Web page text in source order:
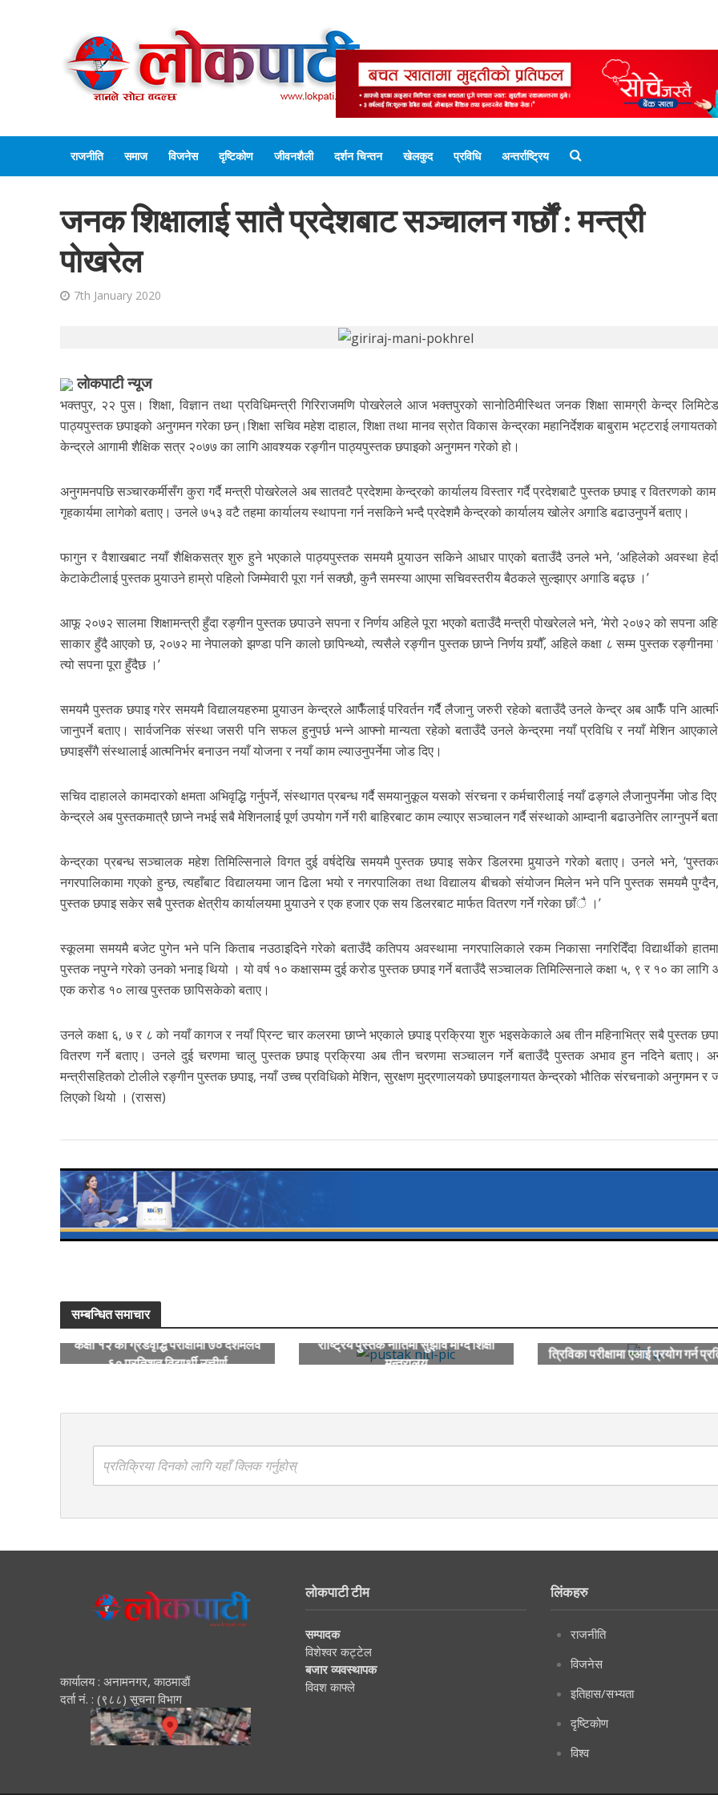
राजनीति समाज विजनेस दृष्टिकोण जीवनशैली दर्शन चिन्तन खेलकुद प्रविधि अन्तर्राष्ट्रिय
जनक शिक्षालाई सातै प्रदेशबाट सञ्चालन गर्छौं : मन्त्री
पोखरेल
7th January 2020
लाेकपाटी न्यूज
भक्तपुर, २२ पुस। शिक्षा, विज्ञान तथा प्रविधिमन्त्री गिरिराजमणि पोखरेलले आज भक्तपुरको सानोठिमीस्थित जनक शिक्षा सामग्री केन्द्र
पाठ्यपुस्तक छपाइको अनुगमन गरेका छन्।शिक्षा सचिव महेश दाहाल, शिक्षा तथा मानव स्रोत विकास केन्द्रका महानिर्देशक बाबुराम भट्टराई
केन्द्रले आगामी शैक्षिक सत्र २०७७ का लागि आवश्यक रङ्गीन पाठ्यपुस्तक छपाइको अनुगमन गरेको हो।
अनुगमनपछि सञ्चारकर्मीसँग कुरा गर्दै मन्त्री पोखरेलले अब सातवटै प्रदेशमा केन्द्रको कार्यालय विस्तार गर्दै प्रदेशबाटै पुस्तक छपाइ र वितरणको
गृहकार्यमा लागेको बताए। उनले ७५३ वटै तहमा कार्यालय स्थापना गर्न नसकिने भन्दै प्रदेशमै केन्द्रको कार्यालय खोलेर अगाडि बढाउनुपर्ने बताए।
फागुन र वैशाखबाट नयाँ शैक्षिकसत्र शुरु हुने भएकाले पाठ्यपुस्तक समयमै पुर्‍याउन सकिने आधार पाएको बताउँदै उनले भने, ‘अहिलेको अवस्था
केटाकेटीलाई पुस्तक पुर्‍याउने हाम्रो पहिलो जिम्मेवारी पूरा गर्न सक्छौ, कुनै समस्या आएमा सचिवस्तरीय बैठकले सुल्झाएर अगाडि बढ्छ ।’
आफू २०७२ सालमा शिक्षामन्त्री हुँदा रङ्गीन पुस्तक छपाउने सपना र निर्णय अहिले पूरा भएको बताउँदै मन्त्री पोखरेलले भने, ‘मेरो २०७२ को सपना
साकार हुँदै आएको छ, २०७२ मा नेपालको झण्डा पनि कालो छापिन्थ्यो, त्यसैले रङ्गीन पुस्तक छाप्ने निर्णय गर्‍यौँ, अहिले कक्षा ८ सम्म पुस्तक रङ्गीनमा
त्यो सपना पूरा हुँदैछ ।’
समयमै पुस्तक छपाइ गरेर समयमै विद्यालयहरुमा पुर्‍याउन केन्द्रले आफैँलाई परिवर्तन गर्दैै लैजानु जरुरी रहेको बताउँदै उनले केन्द्र अब आफैँ पनि
जानुपर्ने बताए। सार्वजनिक संस्था जसरी पनि सफल हुनुपर्छ भन्ने आफ्नो मान्यता रहेको बताउँदै उनले केन्द्रमा नयाँ प्रविधि र नयाँ मेशिन
छपाइसँगै संस्थालाई आत्मनिर्भर बनाउन नयाँ योजना र नयाँ काम ल्याउनुपर्नेमा जोड दिए।
सचिव दाहालले कामदारको क्षमता अभिवृद्धि गर्नुपर्ने, संस्थागत प्रबन्ध गर्दै समयानुकूल यसको संरचना र कर्मचारीलाई नयाँ ढङ्गले लैजानुपर्नेमा जोड
केन्द्रले अब पुस्तकमात्रै छाप्ने नभई सबै मेशिनलाई पूर्ण उपयोग गर्ने गरी बाहिरबाट काम ल्याएर सञ्चालन गर्दै संस्थाको आम्दानी बढाउनेतिर लाग्नुपर्ने
केन्द्रका प्रबन्ध सञ्चालक महेश तिमिल्सिनाले विगत दुई वर्षदेखि समयमै पुस्तक छपाइ सकेर डिलरमा पुर्‍याउने गरेको बताए। उनले भने,
नगरपालिकामा गएको हुन्छ, त्यहाँबाट विद्यालयमा जान ढिला भयो र नगरपालिका तथा विद्यालय बीचको संयोजन मिलेन भने पनि पुस्तक समयमै
पुस्तक छपाइ सकेर सबै पुस्तक क्षेत्रीय कार्यालयमा पुर्‍याउने र एक हजार एक सय डिलरबाट मार्फत वितरण गर्ने गरेका छाँै ।’
स्कूलमा समयमै बजेट पुगेन भने पनि किताब नउठाइदिने गरेको बताउँदै कतिपय अवस्थामा नगरपालिकाले रकम निकासा नगरिदिँदा विद्यार्थीको
पुस्तक नपुग्ने गरेको उनको भनाइ थियो । यो वर्ष १० कक्षासम्म दुई करोड पुस्तक छपाइ गर्ने बताउँदै सञ्चालक तिमिल्सिनाले कक्षा ५, ९ र १० का
एक करोड १० लाख पुस्तक छापिसकेको बताए।
उनले कक्षा ६, ७ र ८ को नयाँ कागज र नयाँ प्रिन्ट चार कलरमा छाप्ने भएकाले छपाइ प्रक्रिया शुरु भइसकेकाले अब तीन महिनाभित्र सबै पुस्तक
वितरण गर्ने बताए। उनले दुई चरणमा चालु पुस्तक छपाइ प्रक्रिया अब तीन चरणमा सञ्चालन गर्ने बताउँदै पुस्तक अभाव हुन नदिने बताए।
मन्त्रीसहितको टोलीले रङ्गीन पुस्तक छपाइ, नयाँ उच्च प्रविधिको मेशिन, सुरक्षण मुद्रणालयको छपाइलगायत केन्द्रको भौतिक संरचनाको अनुगमन र
लिएको थियो । (रासस)
सम्बन्धित समाचार
कक्षा १२ को ग्रेडवृद्धि परीक्षामा ७० दशमलव
६० प्रतिशत विद्यार्थी उत्तीर्ण
राष्ट्रिय पुस्तक नीतिमा सुझाव माग्दै शिक्षा
मन्त्रालय
त्रिविका परीक्षामा एआई प्रयोग गर्न
प्रतिक्रिया दिनको लागि यहाँ क्लिक गर्नुहोस्
कार्यालय : अनामनगर, काठमाडाैं
दर्ता नं. : (९८८) सूचना विभाग
लोकपाटी टीम
सम्पादक
विशेश्वर कट्टेल
बजार व्यवस्थापक
विवश काफ्ले
लिंकहरु
राजनीति
विजनेस
इतिहास/सभ्यता
दृष्टिकोण
विश्व